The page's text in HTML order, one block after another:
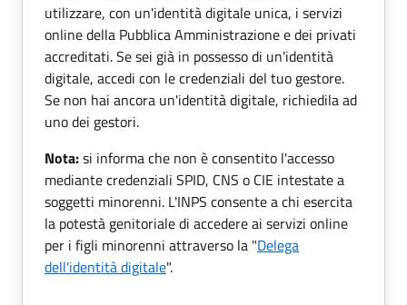
utilizzare, con un'identità digitale unica, i servizi
online della Pubblica Amministrazione e dei privati
accreditati. Se sei già in possesso di un'identità
digitale, accedi con le credenziali del tuo gestore.
Se non hai ancora un'identità digitale, richiedila ad
uno dei gestori.
Nota:si informa che non è consentito l'accesso
mediante credenziali SPID, CNS o CIE intestate a
soggetti minorenni. L'INPS consente a chi esercita
la potestà genitoriale di accedere ai servizi online
per i figli minorenni attraverso la "Delega
dell'identità digitale".